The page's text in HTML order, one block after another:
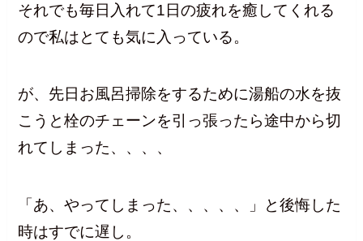
それでも毎日入れて1日の疲れを癒してくれる
ので私はとても気に入っている。
が、先日お風呂掃除をするために湯船の水を抜
こうと栓のチェーンを引っ張ったら途中から切
れてしまった、、、、
「あ、やってしまった、、、、、」と後悔した
時はすでに遅し。